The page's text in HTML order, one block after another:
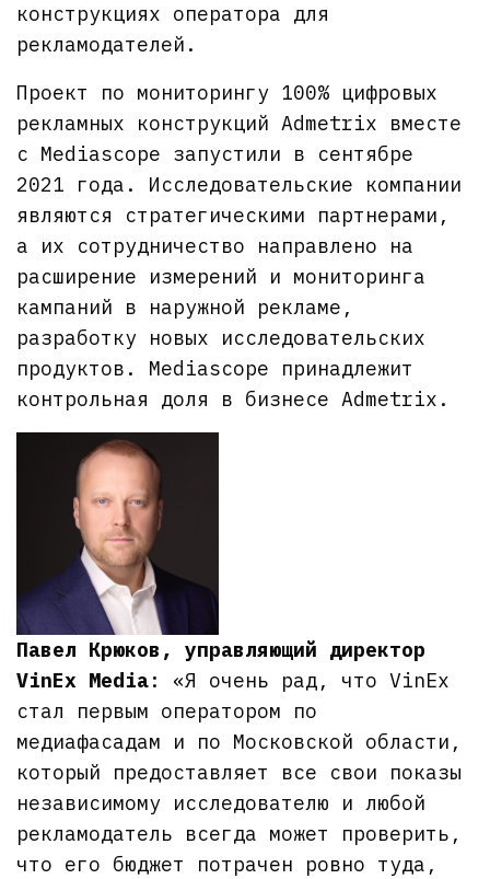
конструкциях оператора для
рекламодателей.
Проект по мониторингу 100% цифровых
рекламных конструкций Admetrix вместе
с Mediascope запустили в сентябре
2021 года. Исследовательские компании
являются стратегическими партнерами,
а их сотрудничество направлено на
расширение измерений и мониторинга
кампаний в наружной рекламе,
разработку новых исследовательских
продуктов. Mediascope принадлежит
контрольная доля в бизнесе Admetrix.
Павел Крюков, управляющий директор
VinEx Media: «Я очень рад, что VinEx
стал первым оператором по
медиафасадам и по Московской области,
который предоставляет все свои показы
независимому исследователю и любой
рекламодатель всегда может проверить,
что его бюджет потрачен ровно туда,